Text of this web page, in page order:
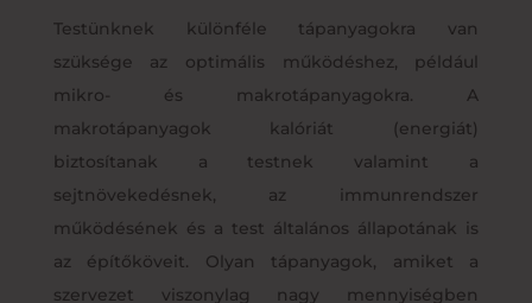
Testünknek különféle tápanyagokra van
szüksége az optimális működéshez, például
mikro- és makrotápanyagokra. A
makrotápanyagok kalóriát (energiát)
biztosítanak a testnek valamint a
sejtnövekedésnek, az immunrendszer
működésének és a test általános állapotának is
az építőköveit. Olyan tápanyagok, amiket a
szervezet viszonylag nagy mennyiségben